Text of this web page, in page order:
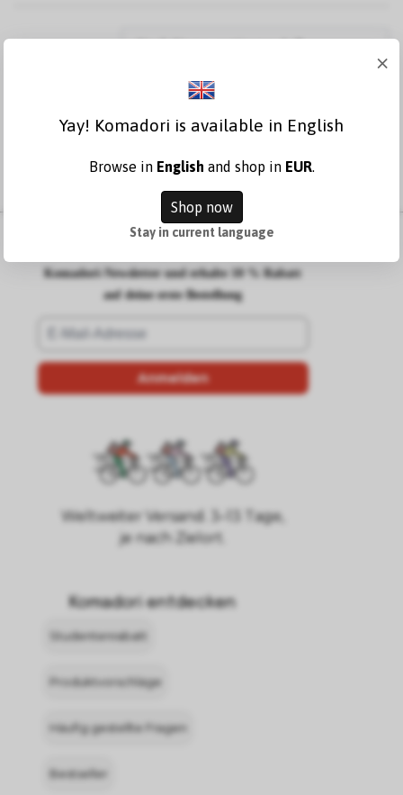
Komadori-Newsletter und erhalte 10 % Rabatt
auf deine erste Bestellung
Weltweiter Versand. 3–13 Tage,
je nach Zielort.
Komadori entdecken
Studentenrabatt
Produktvorschläge
Häufig gestellte Fragen
Bestseller
×
Yay! Komadori is available in English
Browse in English and shop in EUR.
Shop now
Stay in current language